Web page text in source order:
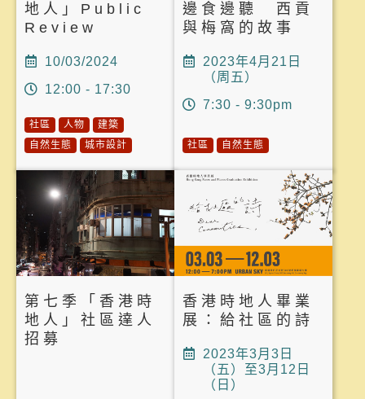
地人」Public
Review
10/03/2024
12:00 - 17:30
社區 人物
建築
自然生態
城市設計
邊食邊聽 西貢
與梅窩的故事
2023年4月21日
（周五）
7:30 - 9:30pm
社區 自然生態
第七季「香港時
地人」社區達人
招募
香港時地人畢業
展：給社區的詩
2023年3月3日
（五）至3月12日
（日）